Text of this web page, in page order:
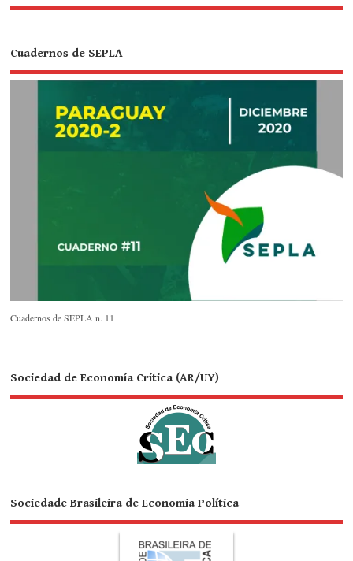
Cuadernos de SEPLA
Cuadernos de SEPLA n. 11
Sociedad de Economía Crítica (AR/UY)
Sociedade Brasileira de Economia Política